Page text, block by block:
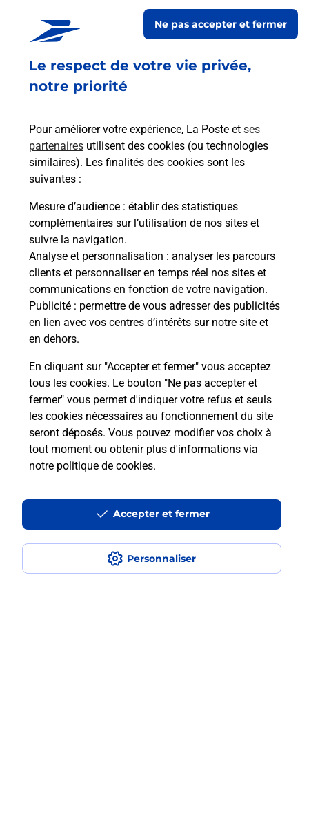
Le respect de votre vie privée,
notre priorité
Pour améliorer votre expérience, La Poste et ses
partenaires utilisent des cookies (ou technologies
similaires). Les finalités des cookies sont les
suivantes :
Mesure d’audience : établir des statistiques
complémentaires sur l’utilisation de nos sites et
suivre la navigation.
Analyse et personnalisation : analyser les parcours
clients et personnaliser en temps réel nos sites et
communications en fonction de votre navigation.
Publicité : permettre de vous adresser des publicités
en lien avec vos centres d’intérêts sur notre site et
en dehors.
En cliquant sur "Accepter et fermer" vous acceptez
tous les cookies. Le bouton "Ne pas accepter et
fermer" vous permet d'indiquer votre refus et seuls
les cookies nécessaires au fonctionnement du site
seront déposés. Vous pouvez modifier vos choix à
tout moment ou obtenir plus d'informations via
notre politique de cookies.
Personnaliser
Ne pas accepter et fermer
Accepter et fermer
En savoir plus
Recherchez un autre point de contact
Quel réseau utilise La Poste Mobile ?
Est-ce que je peux garder mon
numéro de mobile gratuitement ?
Est-ce que je peux bénéficier de la 5G
avec La Poste Mobile ?
Est-ce que je peux utiliser mon forfait
à l’étranger avec La Poste Mobile ?
Est-ce que je peux payer mon iPhone
en plusieurs fois avec La Poste Mobile
Est-ce que je peux assurer mon
iPhone ?